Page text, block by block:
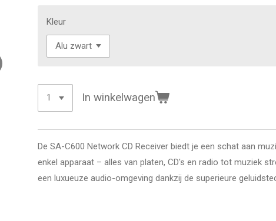
Kleur
In winkelwagen
De SA-C600 Network CD Receiver biedt je een schat aan
enkel apparaat – alles van platen, CD's en radio tot muziek
een luxueuze audio-omgeving dankzij de superieure